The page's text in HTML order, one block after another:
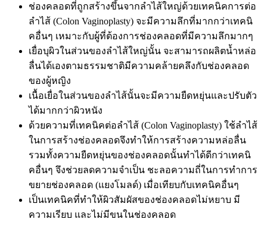
ช่องคลอดที่ถูกสร้างขึ้นจากลำไส้ใหญ่ด้วยเทคนิคการต่อ
ลำไส้ (Colon Vaginoplasty) จะมีความลึกที่มากกว่าเทคนิ
คอื่นๆ เหมาะกับผู้ที่ต้องการช่องคลอดที่มีความลึกมากๆ
เยื่อบุผิวในส่วนของลำไส้ใหญ่นั้น จะสามารถผลิตน้ำหล่อ
ลื่นได้เองตามธรรมชาติมีความคล้ายคลึงกับช่องคลอด
ของผู้หญิง
เนื้อเยื่อในส่วนของลำไส้นั้นจะมีความยืดหยุ่นและปรับตัว
ได้มากกว่าผิวหนัง
ด้วยความที่เทคนิคต่อลำไส้ (Colon Vaginoplasty) ใช้ลำไส้
ในการสร้างช่องคลอดจึงทำให้การสร้างความหล่อลื่น
รวมทั้งความยืดหยุ่นของช่องคลอดนั้นทำได้ดีกว่าเทคนิ
คอื่นๆ จึงช่วยลดความจำเป็น ชะลอความถี่ในการทำการ
ขยายช่องคลอด (แยงโมลด์) เมื่อเทียบกับเทคนิคอื่นๆ
เป็นเทคนิคที่ทำให้ผิวสัมผัสของช่องคลอดไม่หยาบ มี
ความเรียบ และไม่มีขนในช่องคลอด